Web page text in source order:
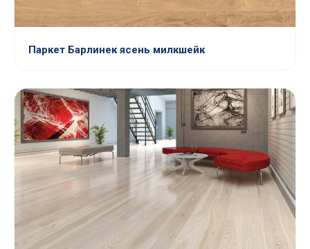
Паркет Барлинек ясень милкшейк